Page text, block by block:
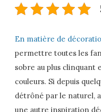
En matière de
permettre toutes les
sobre au plus clinquant
couleurs. Si depuis
détrôné par le naturel,
une autre inspiration